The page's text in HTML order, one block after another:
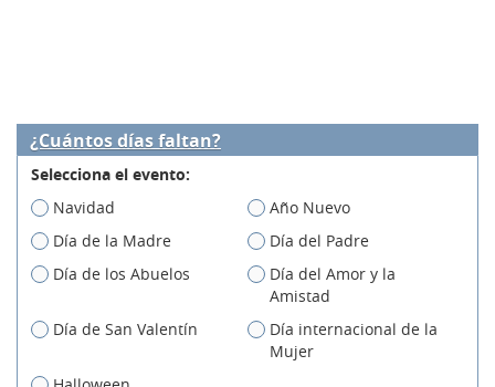
¿Cuántos días faltan?
Selecciona el evento:
Navidad
Año Nuevo
Día de la Madre
Día del Padre
Día de los Abuelos
Día del Amor y la
Amistad
Día de San Valentín
Día internacional de la
Mujer